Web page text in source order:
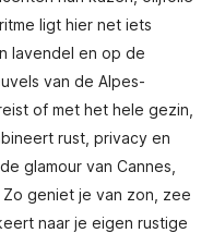
ligt hier net iets
lavendel en op de
van de Alpes-
of met het hele gezin,
rust, privacy en
glamour van Cannes,
geniet je van zon, zee
naar je eigen rustige